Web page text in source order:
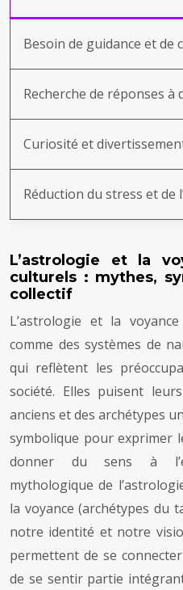
Besoin de guidance et de
Recherche de réponses à
Curiosité et
Réduction du stress et de
L’astrologie et la
culturels : mythes,
collectif
L’astrologie et la
comme des systèmes de
qui reflètent les
société. Elles puisent
anciens et des archétypes
symbolique pour exprimer
donner du sens à
mythologique de
la voyance (archétypes du
notre identité et notre
permettent de se
de se sentir partie